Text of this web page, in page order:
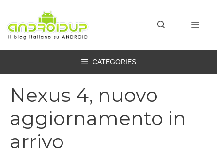
contenuto
CATEGORIES
Nexus 4, nuovo
aggiornamento in
arrivo